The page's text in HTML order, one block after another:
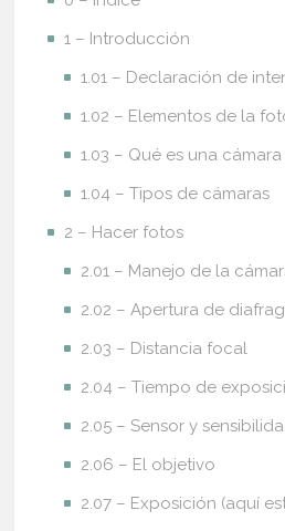
1 – Introducción
1.01 – Declaración de
1.02 – Elementos de la
1.03 – Qué es una
1.04 – Tipos de cámaras
2 – Hacer fotos
2.01 – Manejo de la
2.02 – Apertura de
2.03 – Distancia focal
2.04 – Tiempo de
2.05 – Sensor y
2.06 – El objetivo
2.07 – Exposición (aquí